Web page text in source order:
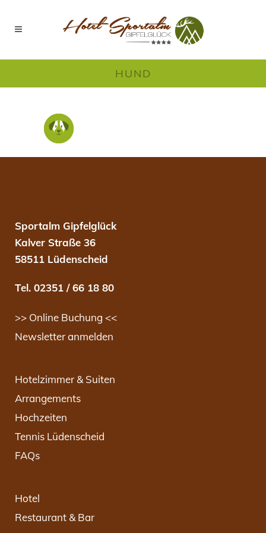
HUND
Sportalm Gipfelglück
Kalver Straße 36
58511 Lüdenscheid
Tel. 02351 / 66 18 80
>> Online Buchung <<
Newsletter anmelden
Hotelzimmer & Suiten
Arrangements
Hochzeiten
Tennis Lüdenscheid
FAQs
Hotel
Restaurant & Bar